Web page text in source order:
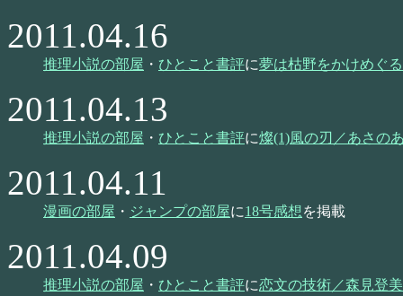
2011.04.16
推理小説の部屋 ・ ひとこと書評に夢は枯野をかけめぐ
2011.04.13
推理小説の部屋 ・ ひとこと書評に燦(1)風の刃／あさの
2011.04.11
漫画の部屋 ・ ジャンプの部屋に18号感想を掲載
2011.04.09
推理小説の部屋 ・ ひとこと書評に恋文の技術／森見登